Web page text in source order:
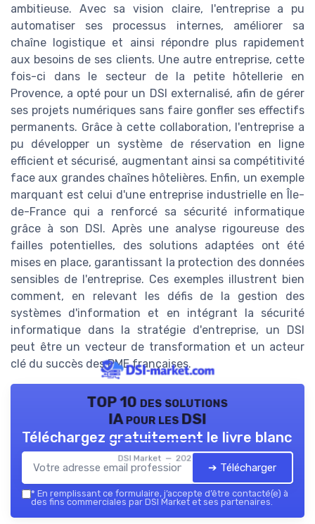
ambitieuse. Avec sa vision claire, l'entreprise a pu
automatiser ses processus internes, améliorer sa
chaîne logistique et ainsi répondre plus rapidement
aux besoins de ses clients. Une autre entreprise, cette
fois-ci dans le secteur de la petite hôtellerie en
Provence, a opté pour un DSI externalisé, afin de gérer
ses projets numériques sans faire gonfler ses effectifs
permanents. Grâce à cette collaboration, l'entreprise a
pu développer un système de réservation en ligne
efficient et sécurisé, augmentant ainsi sa compétitivité
face aux grandes chaînes hôtelières. Enfin, un exemple
marquant est celui d'une entreprise industrielle en Île-
de-France qui a renforcé sa sécurité informatique
grâce à son DSI. Après une analyse rigoureuse des
failles potentielles, des solutions adaptées ont été
mises en place, garantissant la protection des données
sensibles de l'entreprise. Ces exemples illustrent bien
comment, en relevant les défis de la gestion des
systèmes d'information et en intégrant la sécurité
informatique dans la stratégie d'entreprise, un DSI
peut être un vecteur de transformation et un acteur
clé du succès des PME françaises.
TOP 10 des solutions
IA pour les DSI
DSI Market — 2026
Téléchargez gratuitement le livre blanc
➔ Télécharger
* En remplissant ce formulaire, j’accepte d’être contacté(e) à
des fins commerciales par DSI Market et ses partenaires.